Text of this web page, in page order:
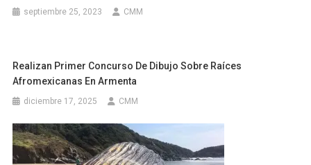
septiembre 25, 2023 CMM
Realizan Primer Concurso De Dibujo Sobre Raíces
Afromexicanas En Armenta
diciembre 17, 2025 CMM